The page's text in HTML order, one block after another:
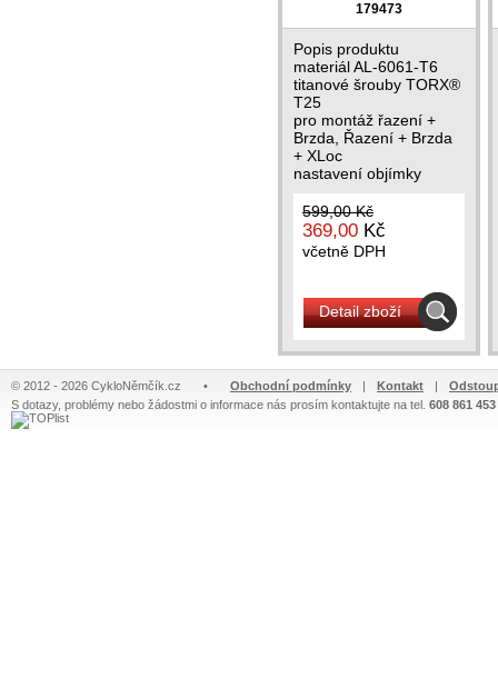
179473
Popis produktu
materiál AL-6061-T6
titanové šrouby TORX®
T25
pro montáž řazení +
Brzda, Řazení + Brzda
+ XLoc
nastavení objímky
a...
599,00 Kč
369,00 Kč
včetně DPH
Detail zboží
© 2012 - 2026 CykloNěmčík.cz • Obchodní podmínky | Kontakt |
S dotazy, problémy nebo žádostmi o informace nás prosím kontaktujte na tel. 608 861 453